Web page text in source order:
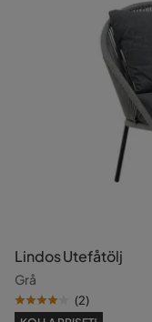
Lindos Utefåtölj
Grå
(2)